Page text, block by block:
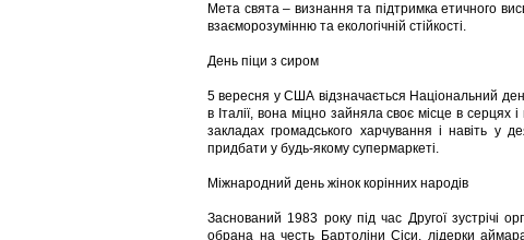
Мета свята – визнання та підтримка етичного
взаєморозумінню та екологічній стійкості.
День піци з сиром
5 вересня у США відзначається Національний
в Італії, вона міцно зайняла своє місце в серцях
закладах громадського харчування і навіть у
придбати у будь-якому супермаркеті.
Міжнародний день жінок корінних народів
Заснований 1983 року під час Другої зустрічі
обрана на честь Бартоліни Сіси, лідерки